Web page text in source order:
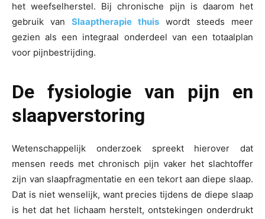
het weefselherstel. Bij chronische pijn is daarom het
gebruik van Slaaptherapie thuis wordt steeds meer
gezien als een integraal onderdeel van een totaalplan
voor pijnbestrijding.
De fysiologie van pijn en
slaapverstoring
Wetenschappelijk onderzoek spreekt hierover dat
mensen reeds met chronisch pijn vaker het slachtoffer
zijn van slaapfragmentatie en een tekort aan diepe slaap.
Dat is niet wenselijk, want precies tijdens de diepe slaap
is het dat het lichaam herstelt, ontstekingen onderdrukt